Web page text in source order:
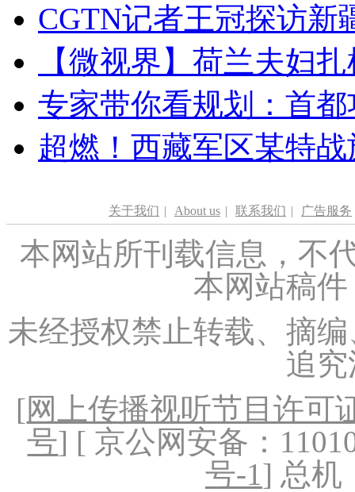
CGTN记者王冠探访新
【微视界】荷兰夫妇
专家带你看规划：首
超燃！西藏军区某特
关于我们 | About us | 联系我们 | 广告服务
本网站所刊载信息，不
本网站稿
未经授权禁止转载、摘
追
[网上传播视听节目许可
号] [ 京公网安备：
号-1] 总机